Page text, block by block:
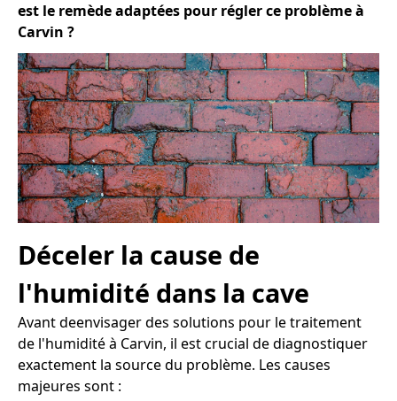
est le remède adaptées pour régler ce problème à
Carvin ?
Déceler la cause de
l'humidité dans la cave
Avant deenvisager des solutions pour le traitement
de l'humidité à Carvin, il est crucial de diagnostiquer
exactement la source du problème. Les causes
majeures sont :